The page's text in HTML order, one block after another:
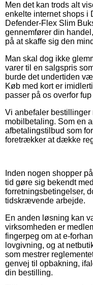
Men det kan trods alt
enkelte internet shops i
Defender-Flex Slim
gennemfører din
på at skaffe sig den
Man skal dog ikke
varer til en salgspris
burde det undertiden
Køb med kort er
passer på os overfor
Vi anbefaler
mobilbetaling. Som en
afbetalingstilbud som
foretrækker at dække
Inden nogen shopper
tid gøre sig bekendt
forretningsbetingelser,
tidskrævende arbejde.
En anden løsning kan
virksomheden er
fingerpeg om at e-
lovgivning, og at
som mestrer
genvej til opbakning,
din bestilling.